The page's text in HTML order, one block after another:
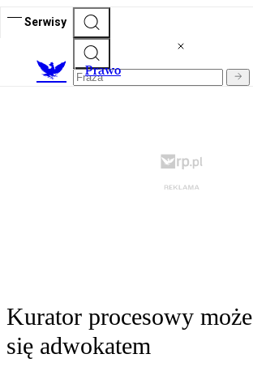
Serwisy
Prawo
Kurator procesowy
się adwokatem